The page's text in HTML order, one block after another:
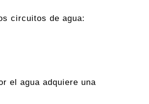
circuitos de agua:
el agua adquiere una